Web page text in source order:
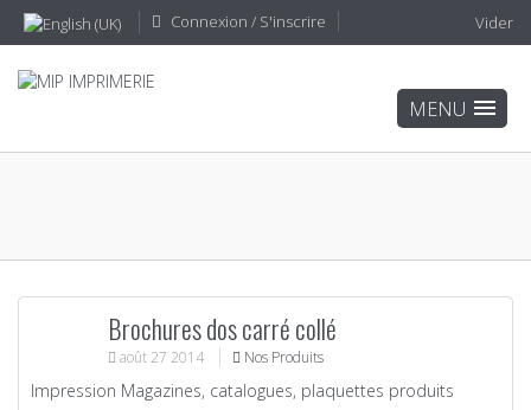
Connexion / S'inscrire Vider
Brochures dos carré collé
août 27 2014 Nos Produits
Impression Magazines, catalogues, plaquettes produits